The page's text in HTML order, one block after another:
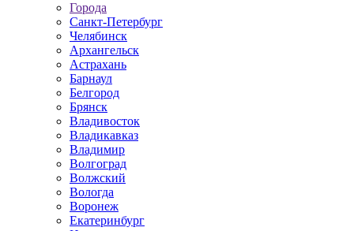
Города
Санкт-Петербург
Челябинск
Архангельск
Астрахань
Барнаул
Белгород
Брянск
Владивосток
Владикавказ
Владимир
Волгоград
Волжский
Вологда
Воронеж
Екатеринбург